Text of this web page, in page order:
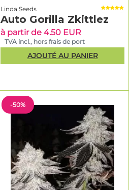
Linda Seeds
Auto Gorilla Zkittlez
à partir de 4.50 EUR
TVA incl., hors frais de port
AJOUTÉ AU PANIER
-50%